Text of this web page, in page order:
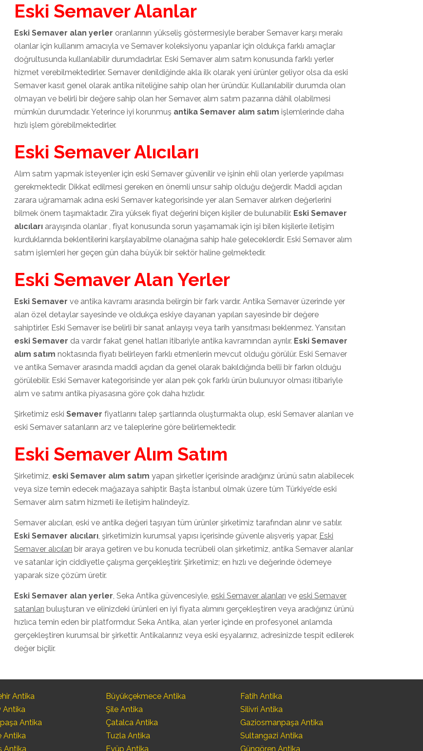
Eski Semaver Alanlar
Eski Semaver alan yerler oranlarının yükseliş göstermesiyle beraber Semaver karşı merakı
olanlar için kullanım amacıyla ve Semaver koleksiyonu yapanlar için oldukça farklı amaçlar
doğrultusunda kullanılabilir durumdadırlar. Eski Semaver alım satım konusunda farklı yerler
hizmet verebilmektedirler. Semaver denildiğinde akla ilk olarak yeni ürünler geliyor olsa da eski
Semaver kasıt genel olarak antika niteliğine sahip olan her üründür. Kullanılabilir durumda olan
olmayan ve belirli bir değere sahip olan her Semaver, alım satım pazarına dâhil olabilmesi
mümkün durumdadır. Yeterince iyi korunmuş antika Semaver alım satım işlemlerinde daha
hızlı işlem görebilmektedirler.
Eski Semaver Alıcıları
Alım satım yapmak isteyenler için eski Semaver güvenilir ve işinin ehli olan yerlerde yapılması
gerekmektedir. Dikkat edilmesi gereken en önemli unsur sahip olduğu değerdir. Maddi açıdan
zarara uğramamak adına eski Semaver kategorisinde yer alan Semaver alırken değerlerini
bilmek önem taşımaktadır. Zira yüksek fiyat değerini biçen kişiler de bulunabilir. Eski Semaver
alıcıları arayışında olanlar , fiyat konusunda sorun yaşamamak için işi bilen kişilerle iletişim
kurduklarında beklentilerini karşılayabilme olanağına sahip hale geleceklerdir. Eski Semaver alım
satım işlemleri her geçen gün daha büyük bir sektör haline gelmektedir.
Eski Semaver Alan Yerler
Eski Semaver ve antika kavramı arasında belirgin bir fark vardır. Antika Semaver üzerinde yer
alan özel detaylar sayesinde ve oldukça eskiye dayanan yapıları sayesinde bir değere
sahiptirler. Eski Semaver ise belirli bir sanat anlayışı veya tarih yansıtması beklenmez. Yansıtan
eski Semaver da vardır fakat genel hatları itibariyle antika kavramından ayrılır. Eski Semaver
alım satım noktasında fiyatı belirleyen farklı etmenlerin mevcut olduğu görülür. Eski Semaver
ve antika Semaver arasında maddi açıdan da genel olarak bakıldığında belli bir farkın olduğu
görülebilir. Eski Semaver kategorisinde yer alan pek çok farklı ürün bulunuyor olması itibariyle
alım ve satımı antika piyasasına göre çok daha hızlıdır.
Şirketimiz eski Semaver fiyatlarını talep şartlarında oluşturmakta olup, eski Semaver alanları ve
eski Semaver satanların arz ve taleplerine göre belirlemektedir.
Eski Semaver Alım Satım
Şirketimiz, eski Semaver alım satım yapan şirketler içerisinde aradığınız ürünü satın alabilecek
veya size temin edecek mağazaya sahiptir. Başta İstanbul olmak üzere tüm Türkiye’de eski
Semaver alım satım hizmeti ile iletişim halindeyiz.
Semaver alıcıları, eski ve antika değeri taşıyan tüm ürünler şirketimiz tarafından alınır ve satılır.
Eski Semaver alıcıları, şirketimizin kurumsal yapısı içerisinde güvenle alışveriş yapar, Eski
Semaver alıcıları bir araya getiren ve bu konuda tecrübeli olan şirketimiz, antika Semaver alanlar
ve satanlar için ciddiyetle çalışma gerçekleştirir. Şirketimiz; en hızlı ve değerinde ödemeye
yaparak size çözüm üretir.
Eski Semaver alan yerler, Seka Antika güvencesiyle, eski Semaver alanları ve eski Semaver
satanları buluşturan ve elinizdeki ürünleri en iyi fiyata alımını gerçekleştiren veya aradığınız ürünü
hızlıca temin eden bir platformdur. Seka Antika, alan yerler içinde en profesyonel anlamda
gerçekleştiren kurumsal bir şirkettir. Antikalarınız veya eski eşyalarınız, adresinizde tespit edilerek
değer biçilir.
Antika
Antika
Antika
Antika
Antika
Büyükçekmece Antika
Şile Antika
Çatalca Antika
Tuzla Antika
Eyüp Antika
Fatih Antika
Silivri Antika
Gaziosmanpaşa Antika
Sultangazi Antika
Güngören Antika